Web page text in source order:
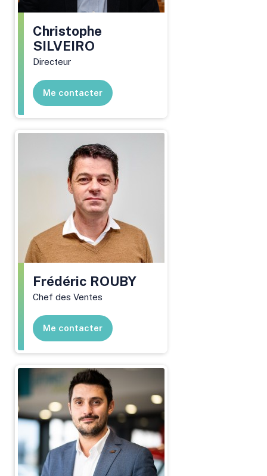
Christophe
SILVEIRO
Directeur
Me contacter
Frédéric ROUBY
Chef des Ventes
Me contacter